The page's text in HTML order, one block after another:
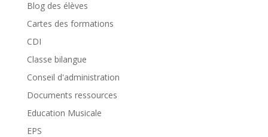
Blog des élèves
Cartes des formations
CDI
Classe bilangue
Conseil d'administration
Documents ressources
Education Musicale
EPS